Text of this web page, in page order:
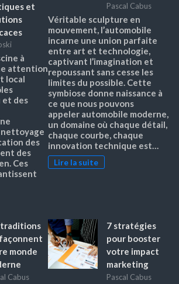
et
à
attention
local
et des
des
des
Ces
Pascal Cabus
Véritable sculpture en
mouvement, l’automobile
incarne une union parfaite
entre art et technologie,
captivant l’imagination et
repoussant sans cesse les
limites du possible. Cette
symbiose donne naissance à
ce que nous pouvons
appeler automobile moderne,
un domaine où chaque détail,
chaque courbe, chaque
innovation technique est…
Lire la suite
traditions
monde
Cabus
7 stratégies
pour booster
votre impact
marketing
Pascal Cabus